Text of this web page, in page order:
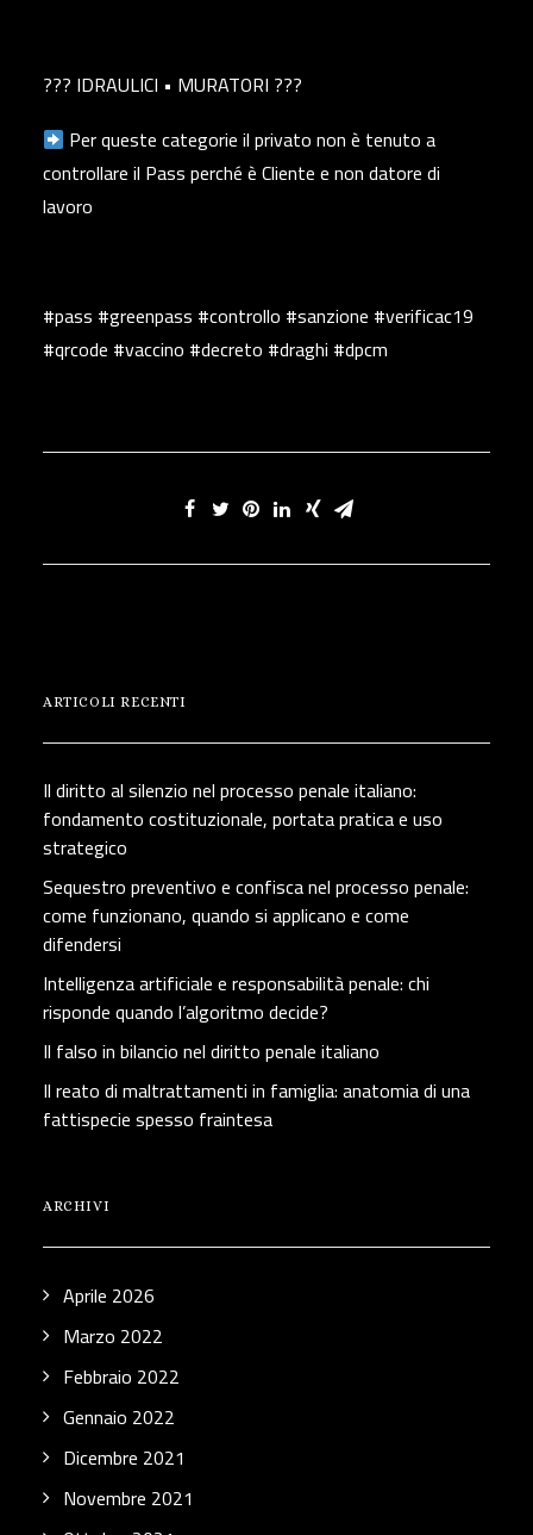
??‍? IDRAULICI • MURATORI ??‍?
Per queste categorie il privato non è tenuto a
controllare il Pass perché è Cliente e non datore di
lavoro
#pass #greenpass #controllo #sanzione #verificac19
#qrcode #vaccino #decreto #draghi #dpcm
ARTICOLI RECENTI
Il diritto al silenzio nel processo penale italiano:
fondamento costituzionale, portata pratica e uso
strategico
Sequestro preventivo e confisca nel processo penale:
come funzionano, quando si applicano e come
difendersi
Intelligenza artificiale e responsabilità penale: chi
risponde quando l’algoritmo decide?
Il falso in bilancio nel diritto penale italiano
Il reato di maltrattamenti in famiglia: anatomia di una
fattispecie spesso fraintesa
ARCHIVI
Aprile 2026
Marzo 2022
Febbraio 2022
Gennaio 2022
Dicembre 2021
Novembre 2021